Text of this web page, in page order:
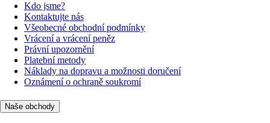
Kdo jsme?
Kontaktujte nás
Všeobecné obchodní podmínky
Vrácení a vrácení peněz
Právní upozornění
Platební metody
Náklady na dopravu a možnosti doručení
Oznámení o ochraně soukromí
Naše obchody